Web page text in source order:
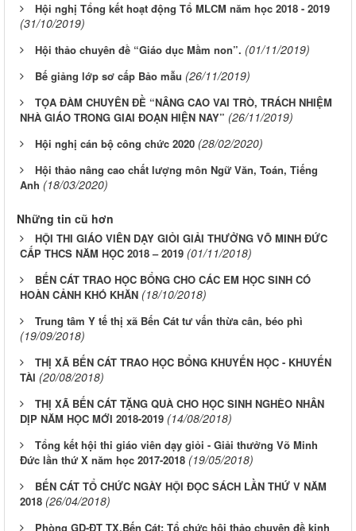
Hội nghị Tổng kết hoạt động Tổ MLCM năm học 2018 - 2019
(31/10/2019)
Hội thảo chuyên đề “Giáo dục Mầm non”. (01/11/2019)
Bế giảng lớp sơ cấp Bảo mẫu (26/11/2019)
TỌA ĐÀM CHUYÊN ĐỀ “NÂNG CAO VAI TRÒ, TRÁCH NHIỆM
NHÀ GIÁO TRONG GIAI ĐOẠN HIỆN NAY” (26/11/2019)
Hội nghị cán bộ công chức 2020 (28/02/2020)
Hội thảo nâng cao chất lượng môn Ngữ Văn, Toán, Tiếng
Anh (18/03/2020)
Những tin cũ hơn
HỘI THI GIÁO VIÊN DẠY GIỎI GIẢI THƯỞNG VÕ MINH ĐỨC
CẤP THCS NĂM HỌC 2018 – 2019 (01/11/2018)
BẾN CÁT TRAO HỌC BỔNG CHO CÁC EM HỌC SINH CÓ
HOÀN CẢNH KHÓ KHĂN (18/10/2018)
Trung tâm Y tế thị xã Bến Cát tư vấn thừa cân, béo phì
(19/09/2018)
THỊ XÃ BẾN CÁT TRAO HỌC BỔNG KHUYẾN HỌC - KHUYẾN
TÀI (20/08/2018)
THỊ XÃ BẾN CÁT TẶNG QUÀ CHO HỌC SINH NGHÈO NHÂN
DỊP NĂM HỌC MỚI 2018-2019 (14/08/2018)
Tổng kết hội thi giáo viên dạy giỏi - Giải thưởng Võ Minh
Đức lần thứ X năm học 2017-2018 (19/05/2018)
BẾN CÁT TỔ CHỨC NGÀY HỘI ĐỌC SÁCH LẦN THỨ V NĂM
2018 (26/04/2018)
Phòng GD-ĐT TX.Bến Cát: Tổ chức hội thảo chuyên đề kinh